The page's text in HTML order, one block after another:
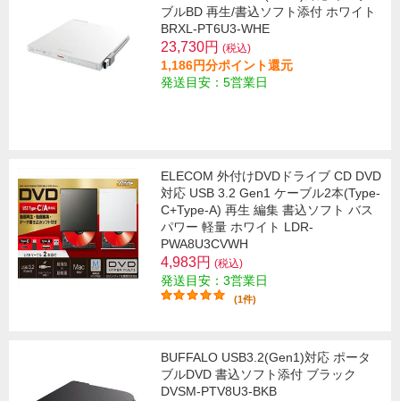
ブルBD 再生/書込ソフト添付 ホワイト
BRXL-PT6U3-WHE
23,730円 (税込)
1,186円分ポイント還元
発送目安：5営業日
ELECOM 外付けDVDドライブ CD DVD
対応 USB 3.2 Gen1 ケーブル2本(Type-
C+Type-A) 再生 編集 書込ソフト バス
パワー 軽量 ホワイト LDR-
PWA8U3CVWH
4,983円 (税込)
発送目安：3営業日
(1件)
BUFFALO USB3.2(Gen1)対応 ポータ
ブルDVD 書込ソフト添付 ブラック
DVSM-PTV8U3-BKB